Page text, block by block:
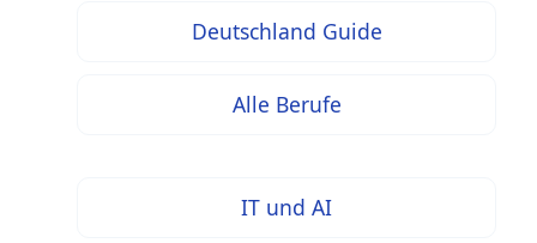
Deutschland Guide
Alle Berufe
IT und AI